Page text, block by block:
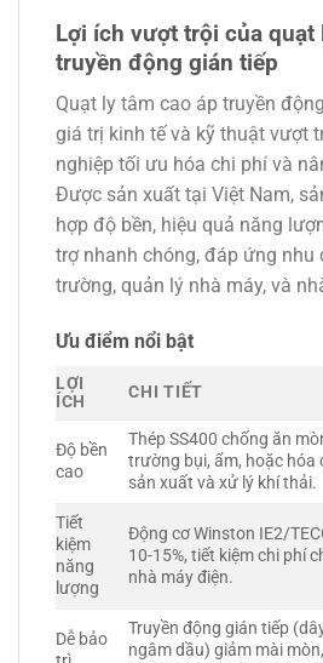
Lợi ích vượt trội của quạt
truyền động gián tiếp
Quạt ly tâm cao áp truyền
giá trị kinh tế và kỹ thuật vượt
nghiệp tối ưu hóa chi phí và
Được sản xuất tại Việt Nam,
hợp độ bền, hiệu quả năng
trợ nhanh chóng, đáp ứng nhu
trường, quản lý nhà máy, và
Ưu điểm nổi bật
LỢI
ÍCH
CHI TIẾT
Độ bền
cao
Thép SS400 chống ăn
trường bụi, ẩm, hoặc
sản xuất và xử lý khí thải.
Tiết
kiệm
năng
lượng
Động cơ Winston IE2/
10-15%, tiết kiệm chi phí
nhà máy điện.
Dễ bảo
Truyền động gián tiếp
ngâm dầu) giảm mài